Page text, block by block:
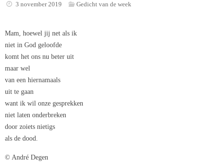
3 november 2019 Gedicht van de week
Mam, hoewel jij net als ik
niet in God geloofde
komt het ons nu beter uit
maar wel
van een hiernamaals
uit te gaan
want ik wil onze gesprekken
niet laten onderbreken
door zoiets nietigs
als de dood.
© André Degen